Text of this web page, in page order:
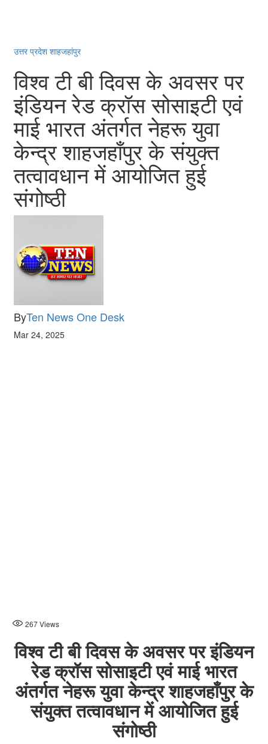
उत्तर प्रदेश शाहजहांपुर
विश्व टी बी दिवस के अवसर पर
इंडियन रेड क्रॉस सोसाइटी एवं
माई भारत अंतर्गत नेहरू युवा
केन्द्र शाहजहाँपुर के संयुक्त
तत्वावधान में आयोजित हुई
संगोष्ठी
ByTen News One Desk
Mar 24, 2025
267Views
विश्व टी बी दिवस के अवसर पर इंडियन
रेड क्रॉस सोसाइटी एवं माई भारत
अंतर्गत नेहरू युवा केन्द्र शाहजहाँपुर के
संयुक्त तत्वावधान में आयोजित हुई
संगोष्ठी